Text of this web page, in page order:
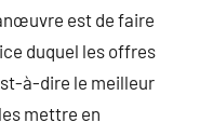
est de faire
duquel les offres
à-dire le meilleur
mettre en